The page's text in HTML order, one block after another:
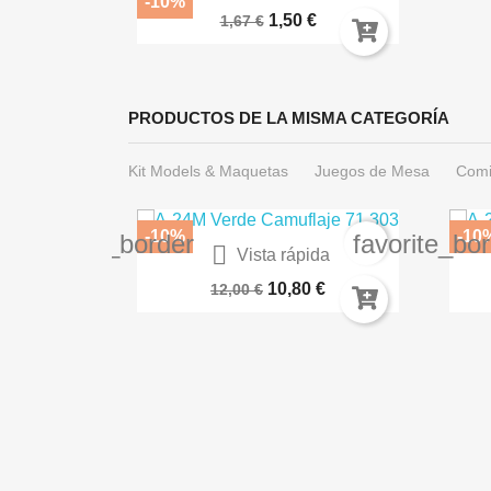
1,67 € 1,50 €
PRODUCTOS DE LA MISMA CATEGORÍA
Kit Models & Maquetas Juegos de Mesa
favorite_border  Vista rápida
Paleta Servocráneo 66-32
12,00 € 10,80 €
-10% -